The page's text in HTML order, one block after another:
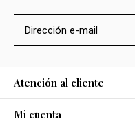
Atención al cliente
Mi cuenta